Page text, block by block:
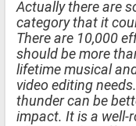
Actually there are
category that it
There are 10,000
should be more
lifetime musical
video editing
thunder can be
impact. It is a well-